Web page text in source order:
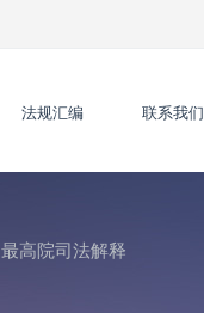
法规汇编 联系我们
最高院司法解释